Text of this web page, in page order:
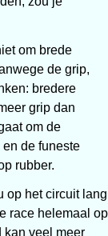
om brede
de grip,
bredere
grip dan
om de
de funeste
rubber.
op het circuit lang
race helemaal op
kan veel meer